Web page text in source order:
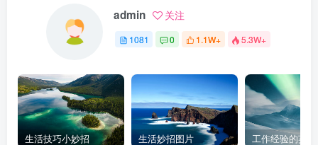
admin 关注
1081 0 1.1W+ 5.3W+
生活技巧小妙招 生活妙招图片 工作经验的英